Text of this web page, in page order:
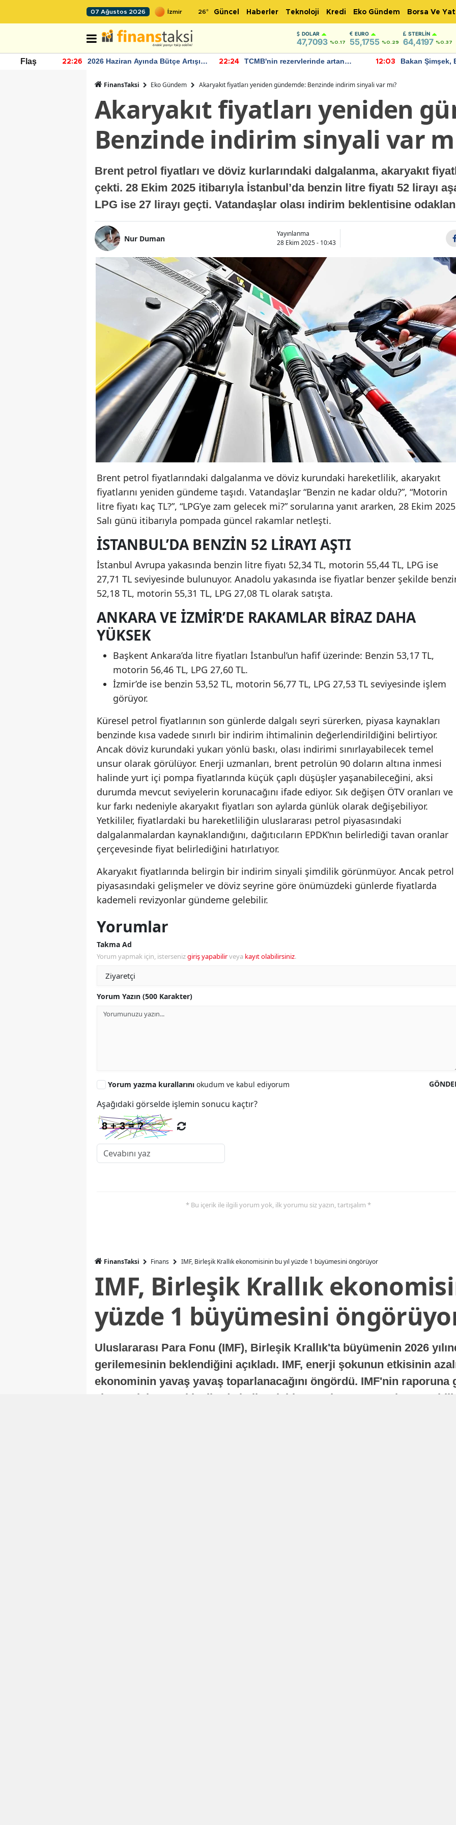
07 Ağustos 2026 26° Güncel Haberler Teknoloji Kredi Eko Gündem Borsa Ve
DOLAR
47,7093 %0.17
EURO
55,1755 %0.29
STERLIN
64,4197 %0.37
Flaş 22:26
2026 Haziran Ayında Bütçe Artışı
22:24
TCMB'nin rezervlerinde artan
12:03
Bakan Şimşek,
FinansTaksi Eko Gündem Akaryakıt fiyatları yeniden gündemde: Benzinde indirim sinyali var mı?
Akaryakıt fiyatları yeniden
Benzinde indirim sinyali var
Brent petrol fiyatları ve döviz kurlarındaki dalgalanma, akaryakıt
çekti. 28 Ekim 2025 itibarıyla İstanbul’da benzin litre fiyatı 52 lirayı
LPG ise 27 lirayı geçti. Vatandaşlar olası indirim beklentisine
Nur Duman
Yayınlanma
28 Ekim 2025 - 10:43
Brent petrol fiyatlarındaki dalgalanma ve döviz kurundaki hareketlilik, akaryakıt
fiyatlarını yeniden gündeme taşıdı. Vatandaşlar “Benzin ne kadar oldu?”, “Motorin
litre fiyatı kaç TL?”, “LPG’ye zam gelecek mi?” sorularına yanıt ararken, 28 Ekim 2025
Salı günü itibarıyla pompada güncel rakamlar netleşti.
İSTANBUL’DA BENZIN 52 LIRAYI AŞTI
İstanbul Avrupa yakasında benzin litre fiyatı 52,34 TL, motorin 55,44 TL, LPG ise
27,71 TL seviyesinde bulunuyor. Anadolu yakasında ise fiyatlar benzer şekilde
52,18 TL, motorin 55,31 TL, LPG 27,08 TL olarak satışta.
ANKARA VE İZMIR’DE RAKAMLAR BIRAZ DAHA
YÜKSEK
Başkent Ankara’da litre fiyatları İstanbul’un hafif üzerinde: Benzin 53,17 TL,
motorin 56,46 TL, LPG 27,60 TL.
İzmir’de ise benzin 53,52 TL, motorin 56,77 TL, LPG 27,53 TL seviyesinde işlem
görüyor.
Küresel petrol fiyatlarının son günlerde dalgalı seyri sürerken, piyasa kaynakları
benzinde kısa vadede sınırlı bir indirim ihtimalinin değerlendirildiğini belirtiyor.
Ancak döviz kurundaki yukarı yönlü baskı, olası indirimi sınırlayabilecek temel
unsur olarak görülüyor. Enerji uzmanları, brent petrolün 90 doların altına inmesi
halinde yurt içi pompa fiyatlarında küçük çaplı düşüşler yaşanabileceğini, aksi
durumda mevcut seviyelerin korunacağını ifade ediyor. Sık değişen ÖTV oranları ve
kur farkı nedeniyle akaryakıt fiyatları son aylarda günlük olarak değişebiliyor.
Yetkililer, fiyatlardaki bu hareketliliğin uluslararası petrol piyasasındaki
dalgalanmalardan kaynaklandığını, dağıtıcıların EPDK’nın belirlediği tavan oranlar
çerçevesinde fiyat belirlediğini hatırlatıyor.
Akaryakıt fiyatlarında belirgin bir indirim sinyali şimdilik görünmüyor. Ancak petrol
piyasasındaki gelişmeler ve döviz seyrine göre önümüzdeki günlerde fiyatlarda
kademeli revizyonlar gündeme gelebilir.
Yorumlar
Takma Ad
Yorum yapmak için, istersenizgiriş yapabilirveya kayıt olabilirsiniz.
Yorum Yazın (500 Karakter)
Yorum yazma kurallarını okudum ve kabul ediyorum
Aşağıdaki görselde işlemin sonucu kaçtır?
* Bu içerik ile ilgili yorum yok, ilk yorumu siz yazın, tartışalım *
FinansTaksi Finans IMF, Birleşik Krallık ekonomisinin bu yıl yüzde 1 büyümesini öngörüyor
IMF, Birleşik Krallık
yüzde 1 büyümesini
Uluslararası Para Fonu (IMF), Birleşik Krallık'ta büyümenin 2026
gerilemesinin beklendiğini açıkladı. IMF, enerji şokunun etkisinin
ekonominin yavaş yavaş toparlanacağını öngördü. IMF'nin raporuna
ekonomisi, sonraki yıllarda istikrarlı bir toparlanma süreci